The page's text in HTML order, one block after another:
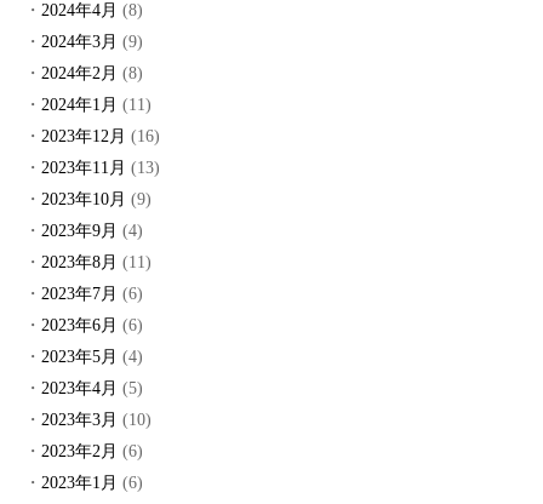
2024年4月 (8)
2024年3月 (9)
2024年2月 (8)
2024年1月 (11)
2023年12月 (16)
2023年11月 (13)
2023年10月 (9)
2023年9月 (4)
2023年8月 (11)
2023年7月 (6)
2023年6月 (6)
2023年5月 (4)
2023年4月 (5)
2023年3月 (10)
2023年2月 (6)
2023年1月 (6)